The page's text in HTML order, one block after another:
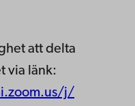
att delta
via länk:
j/